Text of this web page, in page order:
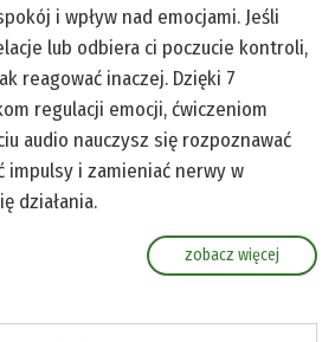
i wpływ nad emocjami. Jeśli
lub odbiera ci poczucie kontroli,
reagować inaczej. Dzięki 7
regulacji emocji, ćwiczeniom
audio nauczysz się rozpoznawać
i zamieniać nerwy w
działania.
zobacz więcej